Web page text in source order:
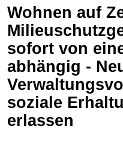
Wohnen auf Zeit in
sofort von
abhängig -
soziale
erlassen